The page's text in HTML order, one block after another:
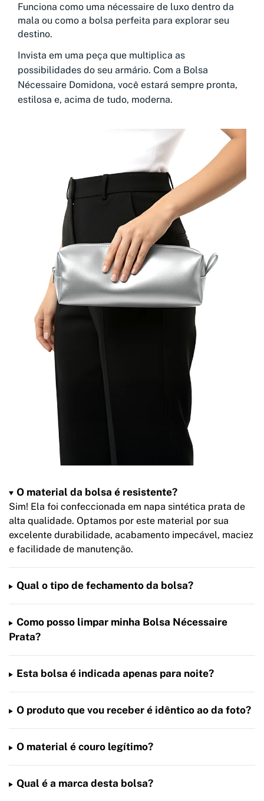
Funciona como uma nécessaire de luxo dentro da
mala ou como a bolsa perfeita para explorar seu
destino.
Invista em uma peça que multiplica as
possibilidades do seu armário. Com a Bolsa
Nécessaire Domidona, você estará sempre pronta,
estilosa e, acima de tudo, moderna.
O material da bolsa é resistente?
Sim! Ela foi confeccionada em napa sintética prata de
alta qualidade. Optamos por este material por sua
excelente durabilidade, acabamento impecável, maciez
e facilidade de manutenção.
Qual o tipo de fechamento da bolsa?
Como posso limpar minha Bolsa Nécessaire
Prata?
Esta bolsa é indicada apenas para noite?
O produto que vou receber é idêntico ao da foto?
O material é couro legítimo?
Qual é a marca desta bolsa?